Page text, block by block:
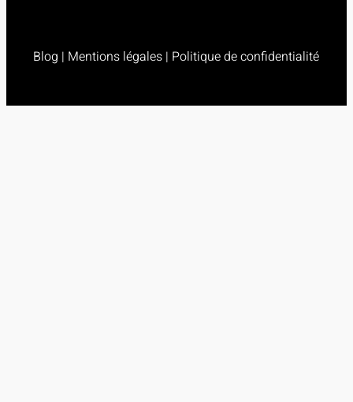
Blog | Mentions légales| Politique de confidentialité